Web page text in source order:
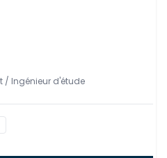
/ Ingénieur d'étude